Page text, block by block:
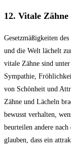
12. Vitale
Gesetzmäßigkeiten
und die Welt lächelt
vitale Zähne sind
Sympathie,
von Schönheit und
Zähne und Lächeln
bewusst verhalten,
beurteilen andere nach
glauben, dass ein